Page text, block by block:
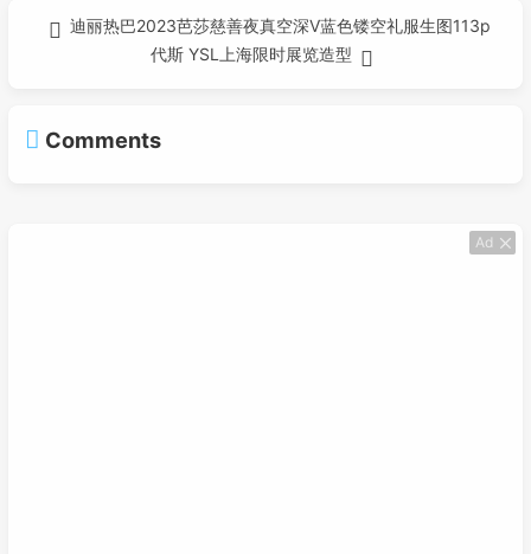
迪丽热巴2023芭莎慈善夜真空深V蓝色镂空礼服生图113p
代斯 YSL上海限时展览造型
Comments
Ad